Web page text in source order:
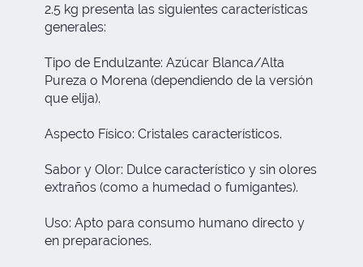
2.5 kg presenta las siguientes características
generales:
Tipo de Endulzante: Azúcar Blanca/Alta
Pureza o Morena (dependiendo de la versión
que elija).
Aspecto Físico: Cristales característicos.
Sabor y Olor: Dulce característico y sin olores
extraños (como a humedad o fumigantes).
Uso: Apto para consumo humano directo y
en preparaciones.